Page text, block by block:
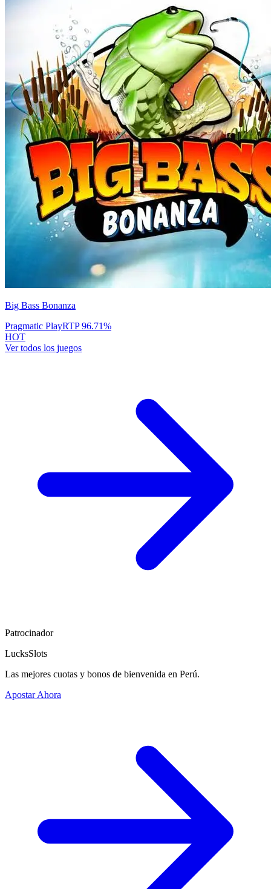
Big Bass Bonanza
Pragmatic PlayRTP96.71%
HOT
Ver todos los juegos
Patrocinador
LucksSlots
Las mejores cuotas y bonos de bienvenida en Perú.
Apostar Ahora